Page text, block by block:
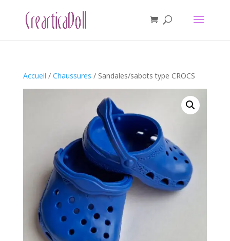
Accueil / Chaussures / Sandales/sabots type CROCS